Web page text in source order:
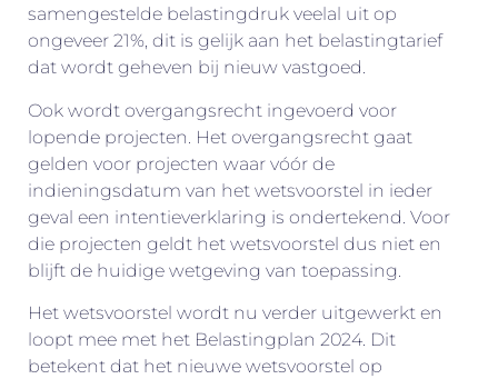
samengestelde belastingdruk veelal uit op
ongeveer 21%, dit is gelijk aan het belastingtarief
dat wordt geheven bij nieuw vastgoed.
Ook wordt overgangsrecht ingevoerd voor
lopende projecten. Het overgangsrecht gaat
gelden voor projecten waar vóór de
indieningsdatum van het wetsvoorstel in ieder
geval een intentieverklaring is ondertekend. Voor
die projecten geldt het wetsvoorstel dus niet en
blijft de huidige wetgeving van toepassing.
Het wetsvoorstel wordt nu verder uitgewerkt en
loopt mee met het Belastingplan 2024. Dit
betekent dat het nieuwe wetsvoorstel op